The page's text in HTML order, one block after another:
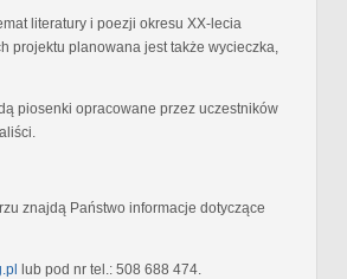
literatury i poezji okresu XX-lecia
projektu planowana jest także wycieczka,
piosenki opracowane przez uczestników
znajdą Państwo informacje dotyczące
lub pod nr tel.: 508 688 474.